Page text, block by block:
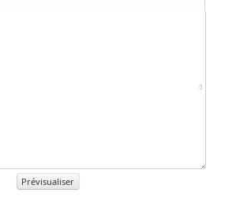
Prévisualiser